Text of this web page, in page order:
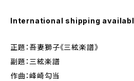
International shipping
正題：吾妻獅子《三絃楽譜》
副題：三絃楽譜
作曲：峰崎勾当